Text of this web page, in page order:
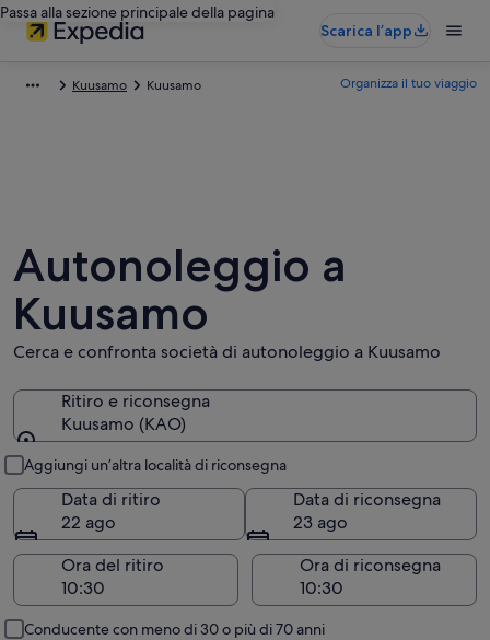
Passa alla sezione principale della pagina
Scarica l’app
Kuusamo Kuusamo Organizza il tuo viaggio
Autonoleggio a
Kuusamo
Cerca e confronta società di autonoleggio a Kuusamo
Ritiro e riconsegna
Kuusamo (KAO)
Aggiungi un’altra località di riconsegna
Data di ritiro
22 ago
Data di riconsegna
23 ago
Ora del ritiro
Ora di riconsegna
Conducente con meno di 30 o più di 70 anni